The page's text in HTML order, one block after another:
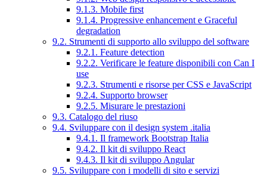
9.1.3. Mobile first
9.1.4. Progressive enhancement e Graceful
degradation
9.2. Strumenti di supporto allo sviluppo del software
9.2.1. Feature detection
9.2.2. Verificare le feature disponibili con Can I
use
9.2.3. Strumenti e risorse per CSS e JavaScript
9.2.4. Supporto browser
9.2.5. Misurare le prestazioni
9.3. Catalogo del riuso
9.4. Sviluppare con il design system .italia
9.4.1. Il framework Bootstrap Italia
9.4.2. Il kit di sviluppo React
9.4.3. Il kit di sviluppo Angular
9.5. Sviluppare con i modelli di sito e servizi